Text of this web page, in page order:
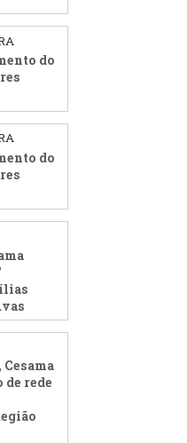
do
do
rede